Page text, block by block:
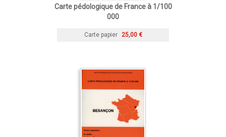
Carte pédologique de France à 1/100
000
Carte papier 25,00 €